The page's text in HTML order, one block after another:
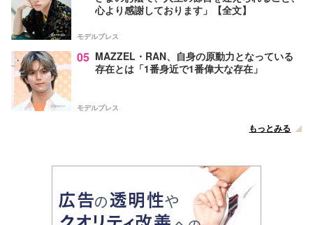
心より感謝しております」【全文】
モデルプレス
05 MAZZEL・RAN、自身の原動力となっている
存在とは「1番身近で1番偉大な存在」
モデルプレス
もっとみる